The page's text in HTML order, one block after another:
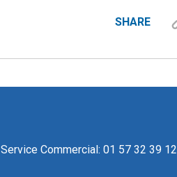
SHARE
Service Commercial: 01 57 32 39 12